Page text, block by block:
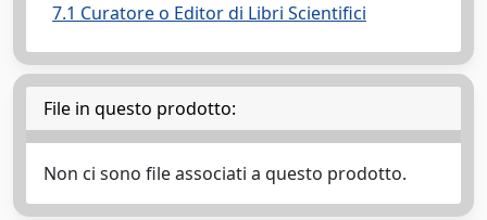
7.1 Curatore o Editor di Libri Scientifici
File in questo prodotto:
Non ci sono file associati a questo prodotto.